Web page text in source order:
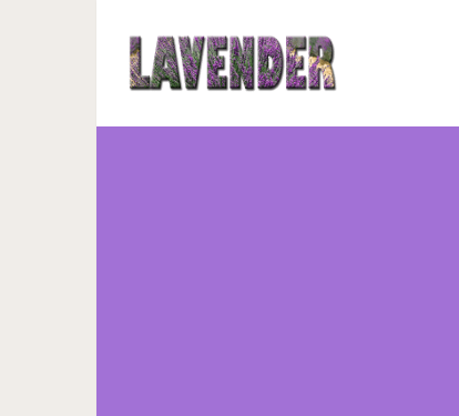
Полки магазинов
стоит его